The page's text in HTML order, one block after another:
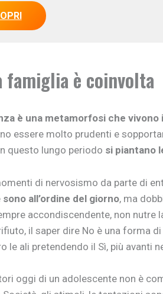
e prima infanzia
famiglia è coinvolta
è una metamorfosi che
essere molto prudenti e
questo lungo periodo si piantano
di nervosismo da parte di
sono all’ordine del giorno, ma
accondiscendente, non nutre
il saper dire No è una forma
le ali pretendendo il Sì, più avanti
oggi di un adolescente non è